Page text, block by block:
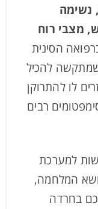
נשימה
מצבי רוח
הסינית
להכיל
לו להתרוקן
רבים
למערכת
המלחמה,
בחרדה